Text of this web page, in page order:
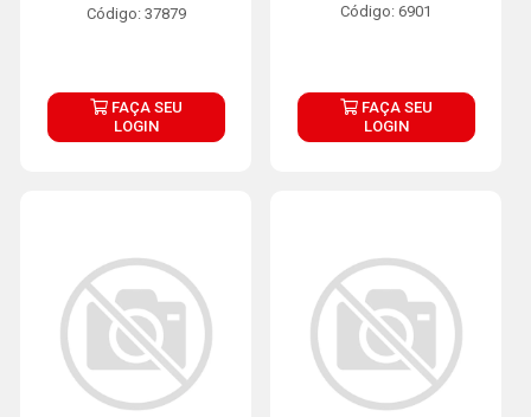
Código: 37879
FAÇA SEU
LOGIN
Código: 6901
FAÇA SEU
LOGIN